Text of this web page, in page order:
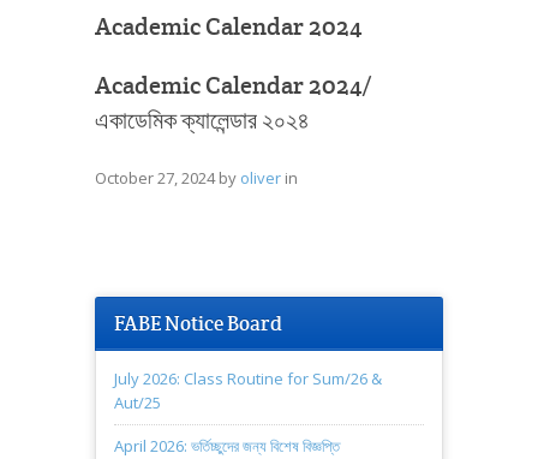
Academic Calendar 2024
Academic Calendar 2024/
একাডেমিক ক্যালেন্ডার ২০২৪
October 27, 2024by oliver in
FABE Notice Board
July 2026: Class Routine for Sum/26 &
Aut/25
April 2026: ভর্তিচ্ছুদের জন্য বিশেষ বিজ্ঞপ্তি